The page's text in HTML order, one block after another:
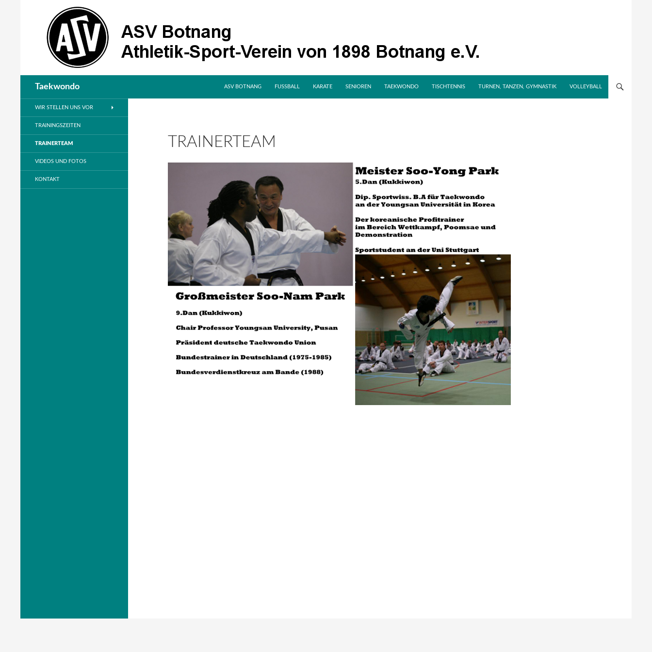
Taekwondo
ASV BOTNANG
FUSSBALL KARATE SENIOREN TAEKWONDO TISCHTENNIS TURNEN, TANZEN, GYMNASTIK VOLLEYBALL
TRAINERTEAM
WIR STELLEN UNS VOR
TRAININGSZEITEN
TRAINERTEAM
VIDEOS UND FOTOS
KONTAKT